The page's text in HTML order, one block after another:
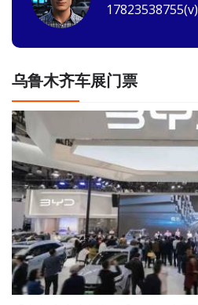
17823538755(v)
乌鲁木齐车展门票